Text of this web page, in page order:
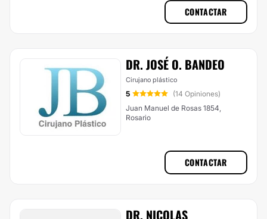
CONTACTAR
DR. JOSÉ O. BANDEO
Cirujano plástico
5
(14 Opiniones)
Juan Manuel de Rosas 1854,
Rosario
CONTACTAR
DR. NICOLAS